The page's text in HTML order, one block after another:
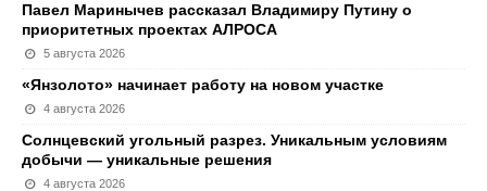
Павел Маринычев рассказал Владимиру Путину о
приоритетных проектах АЛРОСА
5 августа 2026
«Янзолото» начинает работу на новом участке
4 августа 2026
Солнцевский угольный разрез. Уникальным условиям
добычи — уникальные решения
4 августа 2026